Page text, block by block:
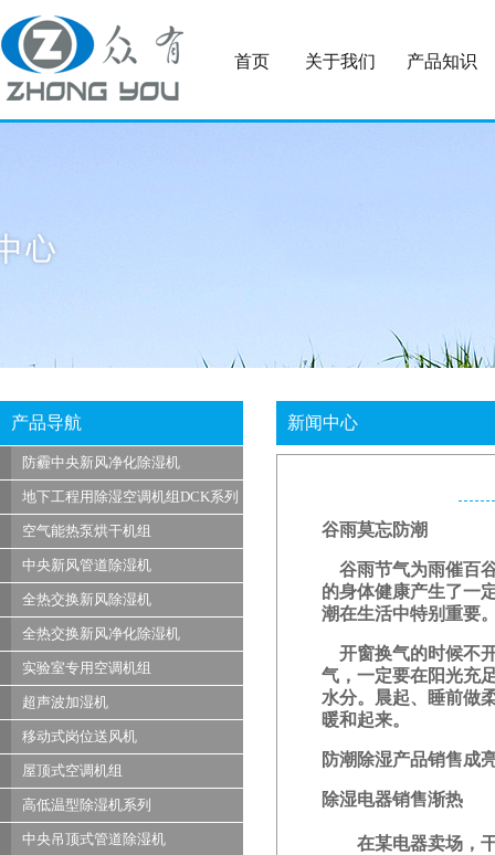
首页 关于我们 产品知识
产品导航
防霾中央新风净化除湿机
地下工程用除湿空调机组DCK系列
空气能热泵烘干机组
中央新风管道除湿机
全热交换新风除湿机
全热交换新风净化除湿机
实验室专用空调机组
超声波加湿机
移动式岗位送风机
屋顶式空调机组
高低温型除湿机系列
中央吊顶式管道除湿机
新闻中心
谷雨莫忘防潮
谷雨节气为雨催百
的身体健康产生了一
潮在生活中特别重要
开窗换气的时候不
气，一定要在阳光充
水分。晨起、睡前做
暖和起来。
防潮除湿产品销售成
除湿电器销售渐热
在某电器卖场，干